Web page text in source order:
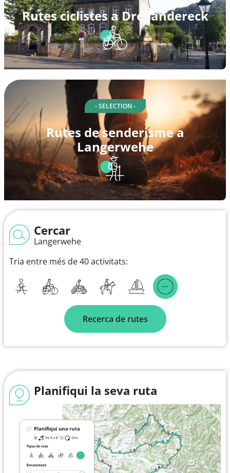
Rutes ciclistes a Dreiländereck
- SELECTION -
Rutes de senderisme a
Langerwehe
Cercar
Langerwehe
Tria entre més de 40 activitats:
Recerca de rutes
Planifiqui la seva ruta